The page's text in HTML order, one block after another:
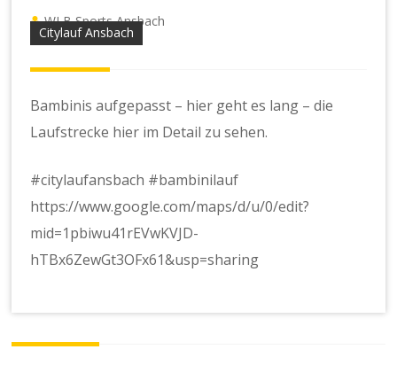
Citylauf Ansbach
WLB Sports Ansbach
Bambinis aufgepasst – hier geht es lang – die
Laufstrecke hier im Detail zu sehen.
#citylaufansbach #bambinilauf
https://www.google.com/maps/d/u/0/edit?
mid=1pbiwu41rEVwKVJD-
hTBx6ZewGt3OFx61&usp=sharing